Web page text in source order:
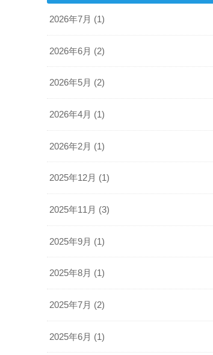
2026年7月 (1)
2026年6月 (2)
2026年5月 (2)
2026年4月 (1)
2026年2月 (1)
2025年12月 (1)
2025年11月 (3)
2025年9月 (1)
2025年8月 (1)
2025年7月 (2)
2025年6月 (1)